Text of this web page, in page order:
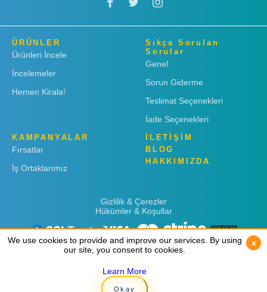
ÜRÜNLER
Ürünleri İncele
İncelemeler
Hemen Kirala!
Sıkça Sorulan
Sorular
Genel
Sorun Giderme
Teslimat Seçenekleri
İade Seçenekleri
KAMPANYALAR
Fırsatlar
İş Ortaklarımız
İLETİŞİM
BLOG
HAKKIMIZDA
Gizlilik & Çerezler
Hükümler & Koşullar
Copyright © 2019 Rent 'n Connect
We use cookies to provide and improve our services. By using
our site, you consent to cookies.
Learn More
Okay
x
We use cookies to provide and improve our services. By using
our site, you consent to cookies.
Learn More
Okay
x